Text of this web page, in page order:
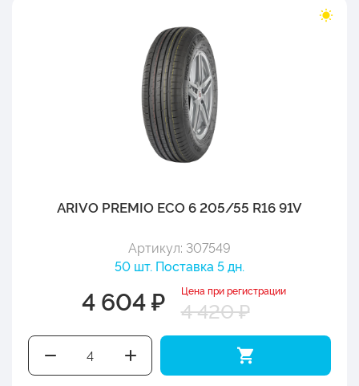
ARIVO PREMIO ECO 6 205/55 R16 91V
Артикул: 307549
50 шт. Поставка 5 дн.
4 604 ₽ Цена при регистрации
4 420 ₽